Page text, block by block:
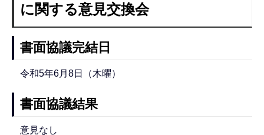
に関する意見交換会
書面協議完結日
令和5年6月8日（木曜）
書面協議結果
意見なし